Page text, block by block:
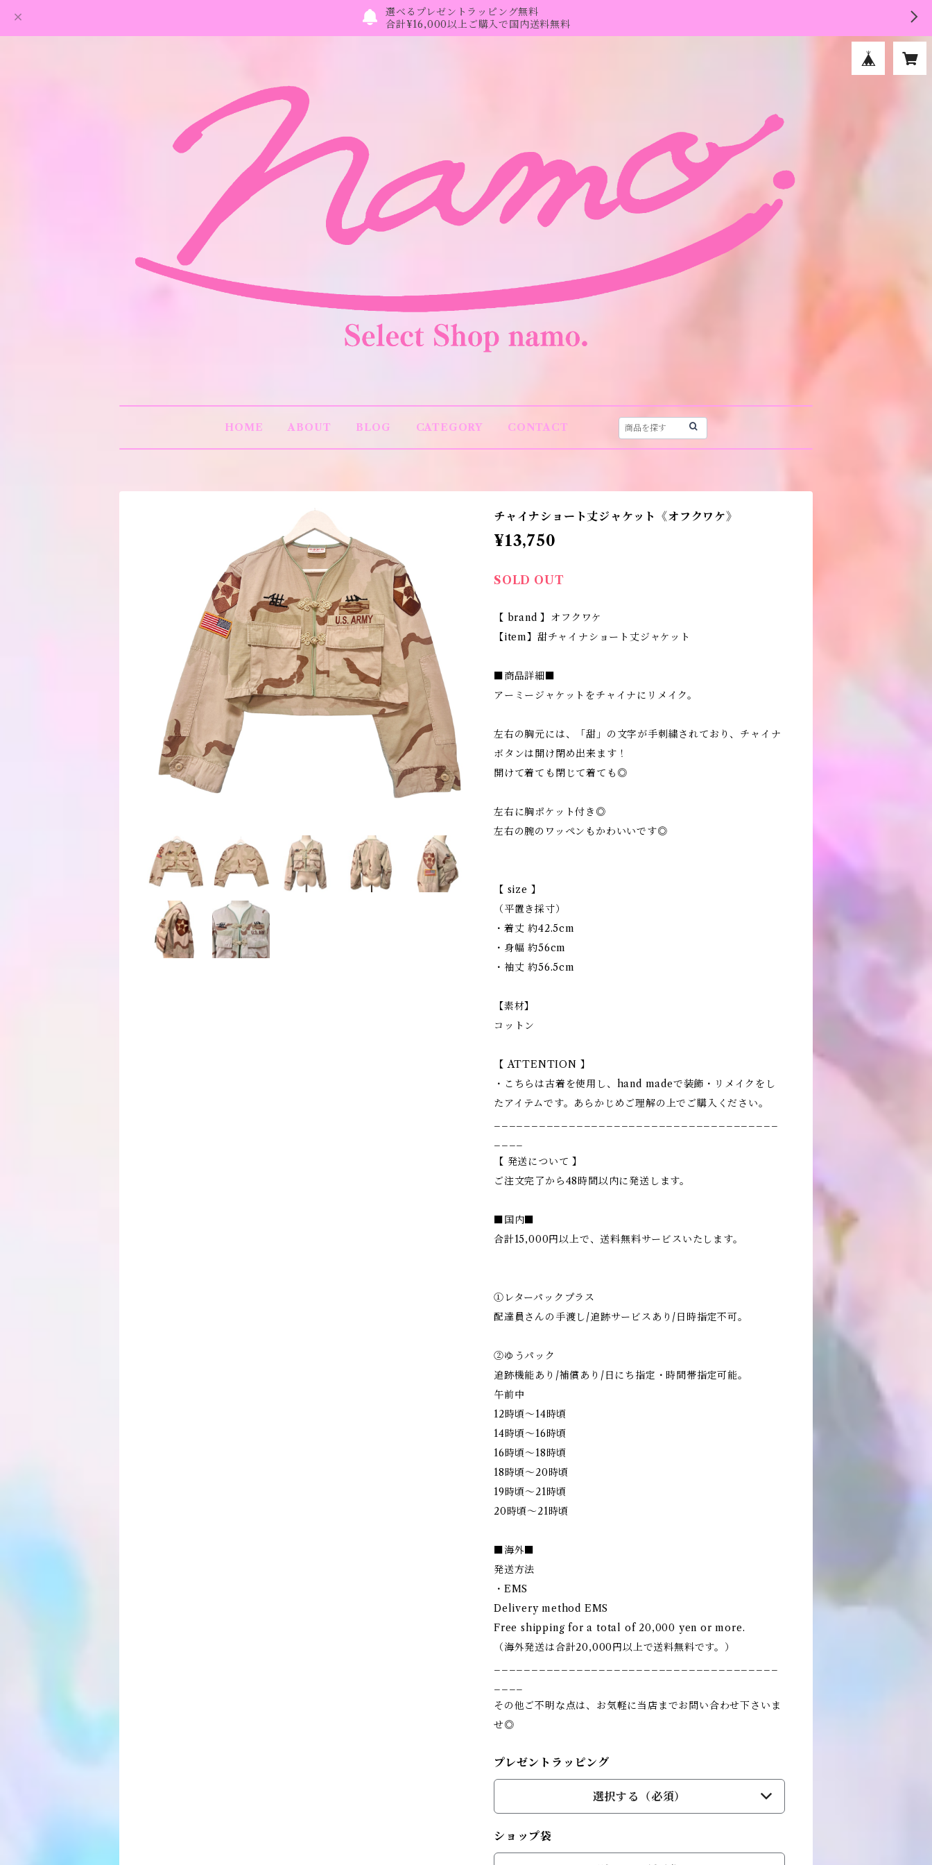
選べるプレゼントラッピング無料
合計¥16,000以上ご購入で国内送料無料
HOME ABOUT BLOG CATEGORY CONTACT
チャイナショート丈ジャケット《オフクワケ》
¥13,750
SOLD OUT
【 brand 】オフクワケ
【item】甜チャイナショート丈ジャケット
■商品詳細■
アーミージャケットをチャイナにリメイク。
左右の胸元には、「甜」の文字が手刺繍されており、チャイナ
ボタンは開け閉め出来ます！
開けて着ても閉じて着ても◎
左右に胸ポケット付き◎
左右の腕のワッペンもかわいいです◎
【 size 】
（平置き採寸）
・着丈 約42.5cm
・身幅 約56cm
・袖丈 約56.5cm
【素材】
コットン
【 ATTENTION 】
・こちらは古着を使用し、hand madeで装飾・リメイクをし
たアイテムです。あらかじめご理解の上でご購入ください。
【 発送について 】
ご注文完了から48時間以内に発送します。
■国内■
合計15,000円以上で、送料無料サービスいたします。
①レターパックプラス
配達員さんの手渡し/追跡サービスあり/日時指定不可。
②ゆうパック
追跡機能あり/補償あり/日にち指定・時間帯指定可能。
午前中
12時頃～14時頃
14時頃～16時頃
16時頃～18時頃
18時頃～20時頃
19時頃～21時頃
20時頃～21時頃
■海外■
発送方法
・EMS
Delivery method EMS
Free shipping for a total of 20,000 yen or more.
（海外発送は合計20,000円以上で送料無料です。）
その他ご不明な点は、お気軽に当店までお問い合わせ下さいま
せ◎
プレゼントラッピング
選択する（必須）
ショップ袋